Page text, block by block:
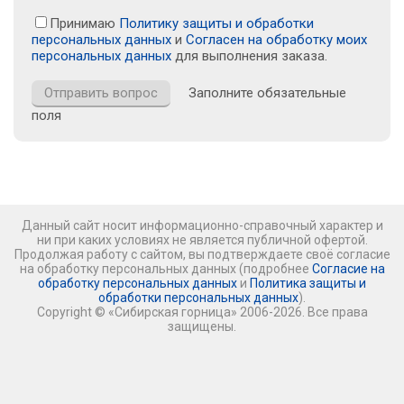
Принимаю Политику защиты и обработки
персональных данных и Согласен на обработку моих
персональных данных для выполнения заказа.
Заполните обязательные
поля
Данный сайт носит информационно-справочный характер и
ни при каких условиях не является публичной офертой.
Продолжая работу с сайтом, вы подтверждаете своё согласие
на обработку персональных данных (подробнее Согласие на
обработку персональных данных и Политика защиты и
обработки персональных данных).
Copyright © «Сибирская горница» 2006-2026. Все права
защищены.